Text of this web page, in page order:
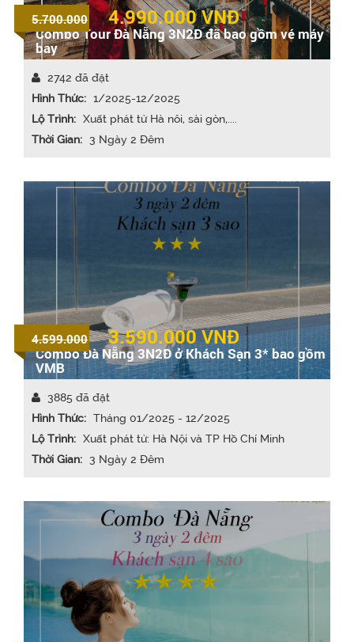
5.700.000 4.990.000VNĐ
Combo Tour Đà Nẵng 3N2Đ đã bao gồm vé máy
bay
2742 đã đặt
Hình Thức: 1/2025-12/2025
Lộ Trình: Xuất phát từ Hà nôi, sài gòn,....
Thời Gian: 3 Ngày 2 Đêm
4.599.000 3.590.000VNĐ
Combo Đà Nẵng 3N2Đ ở Khách Sạn 3* bao gồm
VMB
3885 đã đặt
Hình Thức: Tháng 01/2025 - 12/2025
Lộ Trình: Xuất phát từ: Hà Nội và TP Hồ Chí Minh
Thời Gian: 3 Ngày 2 Đêm